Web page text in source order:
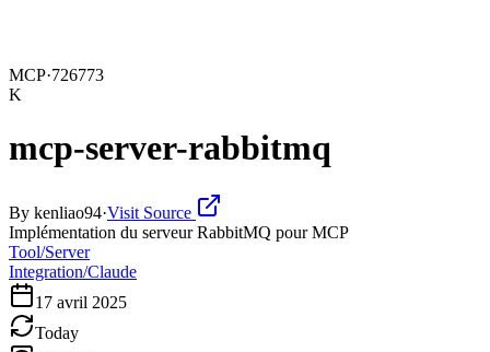
MCP·726773
K
mcp-server-rabbitmq
By kenliao94·Visit Source
Implémentation du serveur RabbitMQ pour MCP
Tool/Server
Integration/Claude
17 avril 2025
Today